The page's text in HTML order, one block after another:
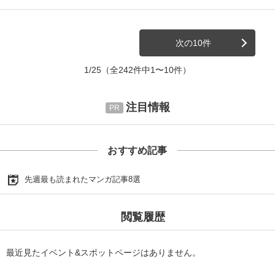
次の10件
1/25 （全242件中1〜10件）
注目情報
おすすめ記事
先週最も読まれたマンガ記事8選
閲覧履歴
最近見たイベント&スポットページはありません。